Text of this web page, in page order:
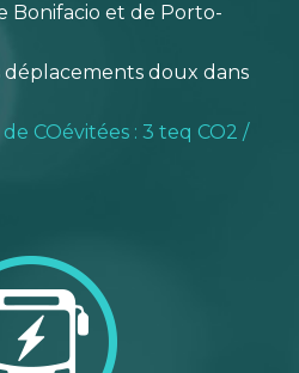
Bonifacio et de Porto-
déplacements doux dans
COévitées : 3 teq CO2 /